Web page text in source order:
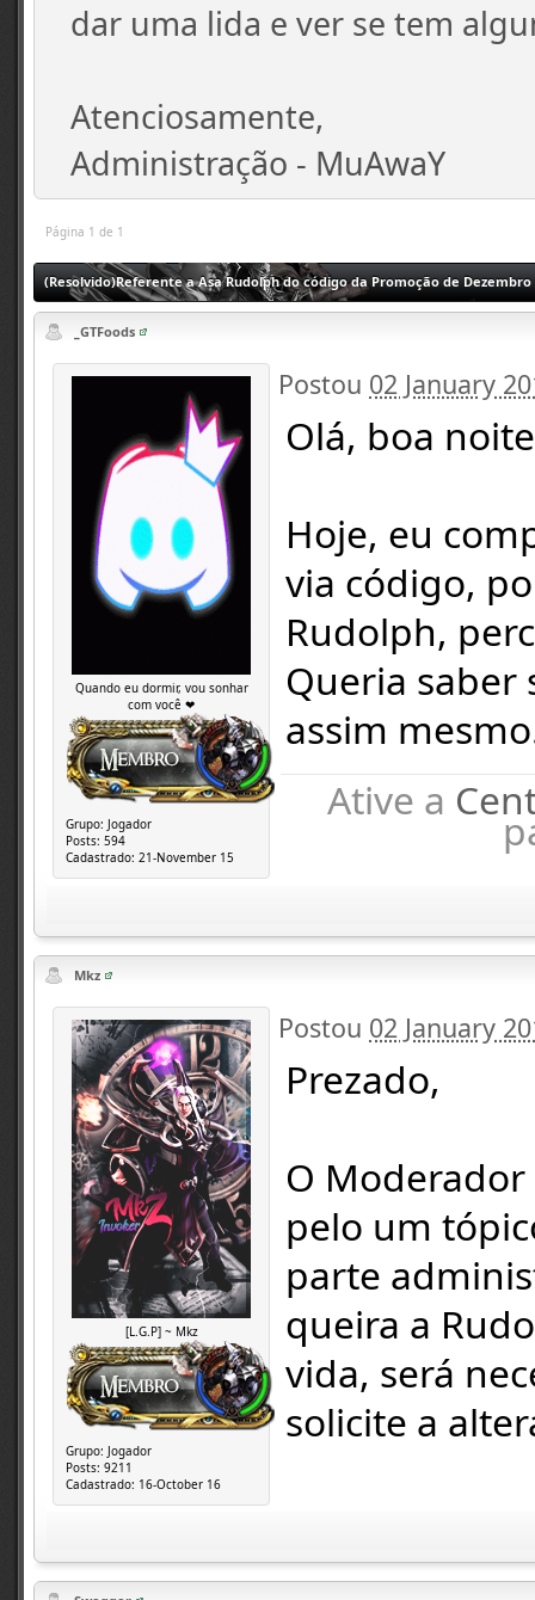
dar uma lida e ver se tem
Atenciosamente,
Administração - MuAwaY
Página 1 de 1
(Resolvido)Referente a Asa Rudolph do código da Promoção de Dezembro
_GTFoods
Quando eu dormir, vou sonhar
com você ❤
Grupo: Jogador
Posts: 594
Cadastrado: 21-November 15
Postou 02 January
Olá, boa
Hoje, eu
via código,
Rudolph,
Queria saber
assim
Ative a
Mkz
[L.G.P] ~ Mkz
Grupo: Jogador
Posts: 9211
Cadastrado: 16-October 16
Postou 02 January
Prezado,
O
pelo um
parte
queira a
vida, será
solicite a